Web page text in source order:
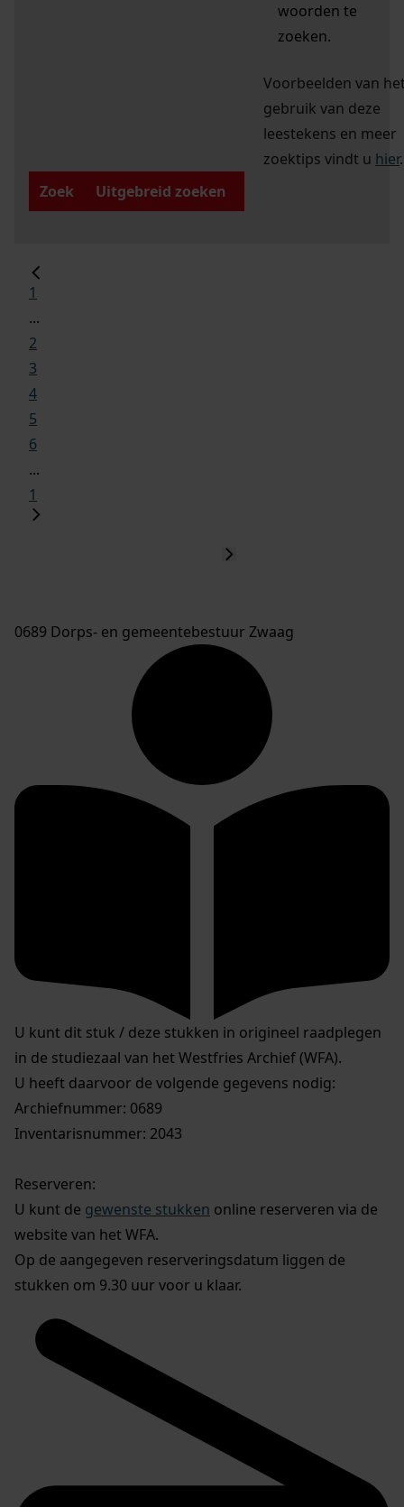
woorden te
zoeken.
Voorbeelden van
gebruik van deze
leestekens en meer
zoektips vindt u hier.
Zoek
Uitgebreid zoeken
1
...
2
3
4
5
6
...
1
0689 Dorps- en gemeentebestuur Zwaag
U kunt dit stuk / deze stukken in origineel raadplegen
in de studiezaal van het Westfries Archief (WFA).
U heeft daarvoor de volgende gegevens nodig:
Archiefnummer: 0689
Inventarisnummer: 2043
Reserveren:
U kunt de gewenste stukken online reserveren via de
website van het WFA.
Op de aangegeven reserveringsdatum liggen de
stukken om 9.30 uur voor u klaar.